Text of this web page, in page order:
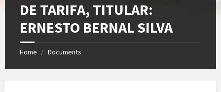
DE TARIFA, TITULAR:
ERNESTO BERNAL SILVA
Home Documents